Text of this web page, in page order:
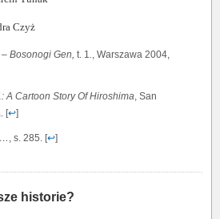
Czyż
Bosonogi Gen, t. 1., Warszawa 2004,
A Cartoon Story Of Hiroshima, San
[↩]
, s. 285. [↩]
historie?